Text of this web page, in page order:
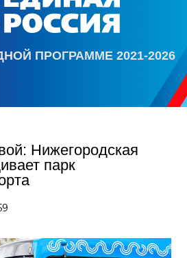
ПРОГРАММЕ 2021-2026
Нижегородская
парк